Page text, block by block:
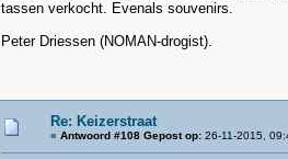
tassen verkocht. Evenals souvenirs.
Peter Driessen (NOMAN-drogist).
Re: Keizerstraat
« Antwoord #108 Gepost op:26-11-2015,